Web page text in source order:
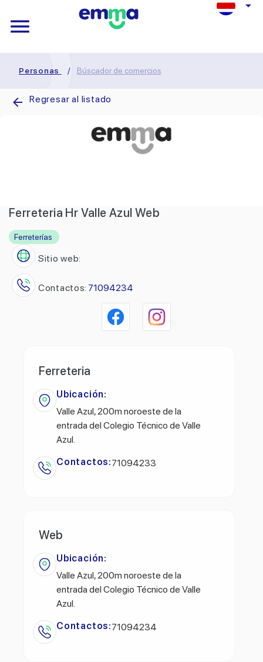
Personas / Búscador de comercios
Regresar al listado
Ferreteria Hr Valle Azul Web
Ferreterías
Sitio web:
Contactos: 71094234
Ferreteria
Ubicación:
Valle Azul, 200m noroeste de la
entrada del Colegio Técnico de Valle
Azul.
Contactos:71094233
Web
Ubicación:
Valle Azul, 200m noroeste de la
entrada del Colegio Técnico de Valle
Azul.
Contactos:71094234